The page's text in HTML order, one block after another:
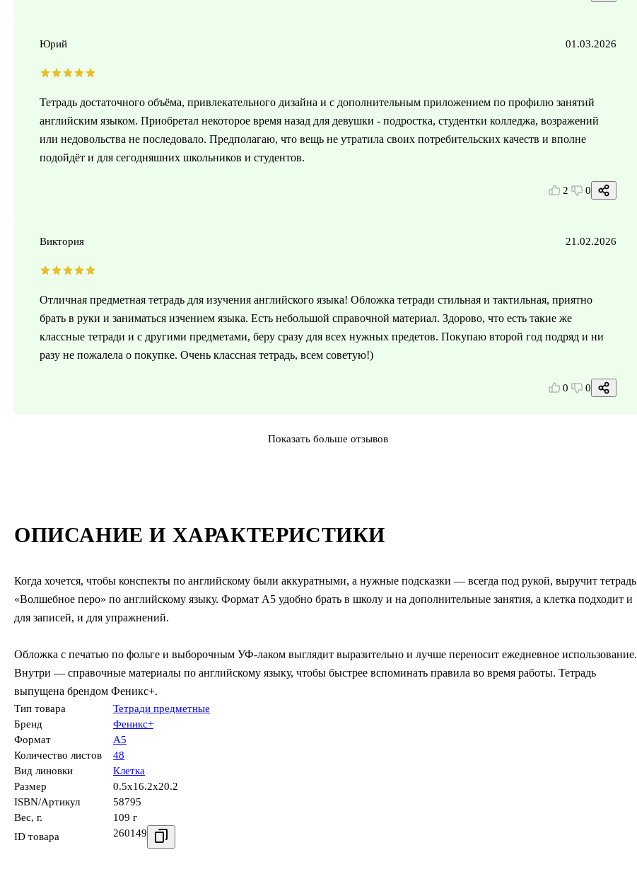
ОПИСАНИЕ И ХАРАКТЕРИСТИКИ
Когда хочется, чтобы конспекты по английскому были аккуратными, а нужные подсказки — всегда под рукой, выручит тетрадь
«Волшебное перо» по английскому языку. Формат А5 удобно брать в школу и на дополнительные занятия, а клетка подходит и
для записей, и для упражнений.
Обложка с печатью по фольге и выборочным УФ-лаком выглядит выразительно и лучше переносит ежедневное использование.
Внутри — справочные материалы по английскому языку, чтобы быстрее вспоминать правила во время работы. Тетрадь
выпущена брендом Феникс+.
Тип товара
Тетради предметные
Бренд
Феникс+
Формат
А5
Количество листов
48
Вид линовки
Клетка
Размер
0.5x16.2x20.2
ISBN/Артикул
58795
Вес, г.
109 г
ID товара
260149
Юрий 01.03.2026
Тетрадь достаточного объёма, привлекательного дизайна и с дополнительным приложением по профилю занятий
английским языком. Приобретал некоторое время назад для девушки - подростка, студентки колледжа, возражений
или недовольства не последовало. Предполагаю, что вещь не утратила своих потребительских качеств и вполне
подойдёт и для сегодняшних школьников и студентов.
2 0
Виктория 21.02.2026
Отличная предметная тетрадь для изучения английского языка! Обложка тетради стильная и тактильная, приятно
брать в руки и заниматься изчением языка. Есть небольшой справочной материал. Здорово, что есть такие же
классные тетради и с другими предметами, беру сразу для всех нужных предетов. Покупаю второй год подряд и ни
разу не пожалела о покупке. Очень классная тетрадь, всем советую!)
0 0
Показать больше отзывов